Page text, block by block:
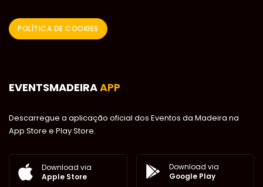
POLÍTICA DE COOKIES
EVENTSMADEIRAAPP
Descarregue a aplicação oficial dos Eventos da Madeira na
App Store e Play Store.
Download via
Apple Store
Download via
Google Play